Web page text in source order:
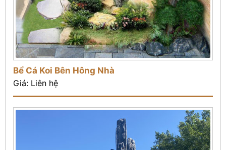
Bể Cá Koi Bên Hông Nhà
Giá: Liên hệ